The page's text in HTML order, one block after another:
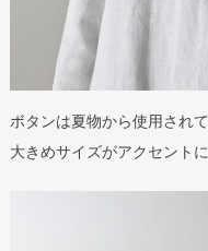
ボタンは夏物から使用され
大きめサイズがアクセント